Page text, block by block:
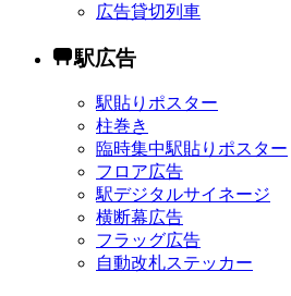
広告貸切列車
駅広告
駅貼りポスター
柱巻き
臨時集中駅貼りポスター
フロア広告
駅デジタルサイネージ
横断幕広告
フラッグ広告
自動改札ステッカー